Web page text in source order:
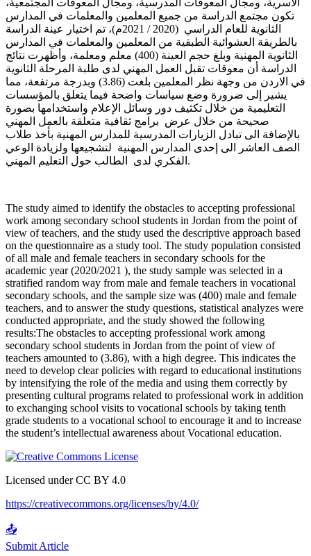
تكون مجتمع الدراسة من جميع المعلمين والمعلمات في المدارس
الثانوية للعام الدراسي (2020 / 2021م)، تم اختيار عينة الدراسة
بالطريقة العشوائية الطبقية من المعلمين والمعلمات في المدارس
الثانوية المهنية وبلغ حجم العينة (400) معلم ومعلمة، وأظهرت نتائج
الدراسة أن معوقات تقبل العمل المهني لدى طلبة المرحلة الثانوية
في الاردن من وجهة نظر المعلمين بلغت (3.86) وبدرجة مرتفعة، مما
يشير إلى ضرورة وضع سياسات واضحة فيما يتعلق بالمؤسسات
التعليمية من خلال تكثيف دور وسائل الإعلام واستخدامها بصورة
صحيحة من خلال عرض برامج ثقافية متعلقة بالعمل المهني
بالإضافة الى تبادل الزيارات المدرسية للمدارس المهنية بأخذ طلاب
الصف العاشر الى إحدى المدارس المهنية لتشجيعها ولزيادة الوعي
الفكري لدى الطالب حول التعليم المهني.
The study aimed to identify the obstacles to accepting professional
work among secondary school students in Jordan from the point of
view of teachers, and the study used the descriptive approach based
on the questionnaire as a study tool. The study population consisted
of all male and female teachers in secondary schools for the
academic year (2020/2021 ), the study sample was selected in a
stratified random way from male and female teachers in vocational
secondary schools, and the sample size was (400) male and female
teachers, and to answer the study questions, statistical analyzes were
conducted appropriate, and the study showed the following
results:The obstacles to accepting professional work among
secondary school students in Jordan from the point of view of
teachers amounted to (3.86), with a high degree. This indicates the
need to develop clear policies with regard to educational institutions
by intensifying the role of the media and using them correctly by
presenting cultural programs related to professional work in addition
to exchanging school visits to vocational schools by taking tenth
grade students to a vocational school to encourage it and to increase
the student’s intellectual awareness about Vocational education.
Licensed under CC BY 4.0
https://creativecommons.org/licenses/by/4.0/
📤
Submit Article